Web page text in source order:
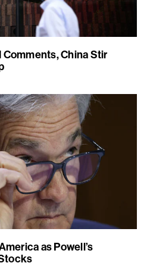
Comments, China Stir
as Powell’s